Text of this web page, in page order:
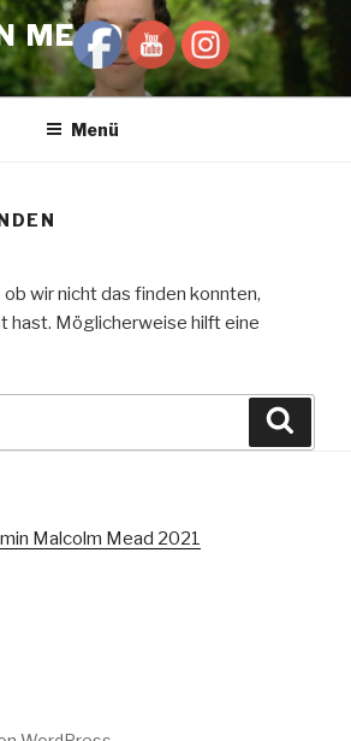
MEAD
Menü
ob wir nicht das finden konnten,
hast. Möglicherweise hilft eine
Malcolm Mead 2021